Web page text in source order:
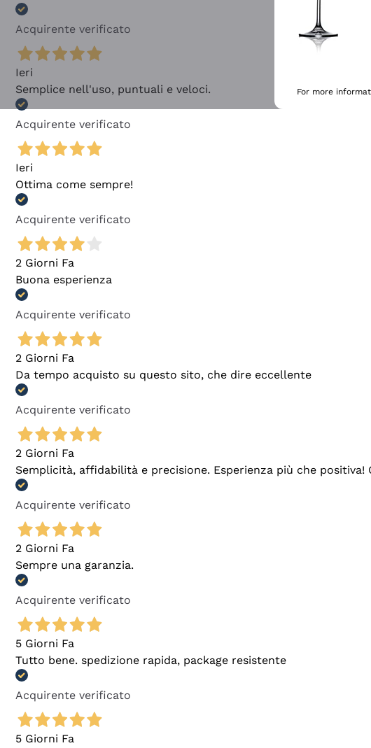
Acquirente verificato
Ieri
Semplice nell'uso, puntuali e veloci.
Acquirente verificato
Ieri
Ottima come sempre!
Acquirente verificato
2 Giorni Fa
Buona esperienza
Acquirente verificato
2 Giorni Fa
Da tempo acquisto su questo sito, che dire eccellente
Acquirente verificato
2 Giorni Fa
Semplicità, affidabilità e precisione. Esperienza più che positiva!
Acquirente verificato
2 Giorni Fa
Sempre una garanzia.
Acquirente verificato
5 Giorni Fa
Tutto bene. spedizione rapida, package resistente
Acquirente verificato
5 Giorni Fa
For more